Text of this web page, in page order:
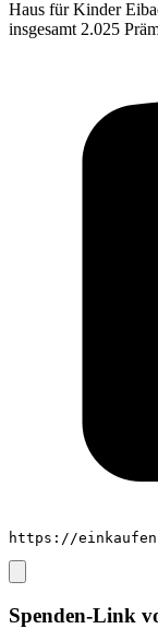
Haus für Kinder
insgesamt 2.025
https://
Spenden-Link